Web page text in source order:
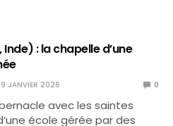
: la chapelle d’une
JANVIER 2026 0
avec les saintes
école gérée par des